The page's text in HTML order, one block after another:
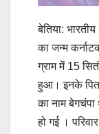
बेतिया:
का जन्म
ग्राम में 15
हुआ। इनके पिता
का नाम
हो गई ।